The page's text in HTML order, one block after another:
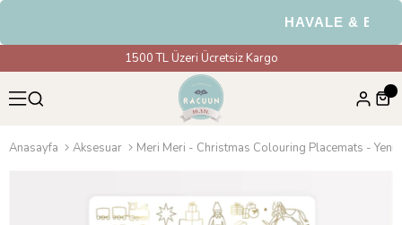
HAVALE & EFT
1500 TL Üzeri Ücretsiz Kargo
Anasayfa Aksesuar